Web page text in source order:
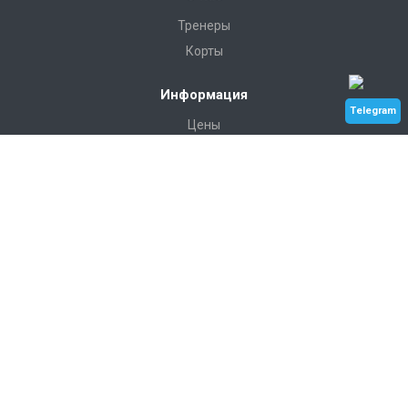
Telegram
Тренеры
Корты
Информация
Цены